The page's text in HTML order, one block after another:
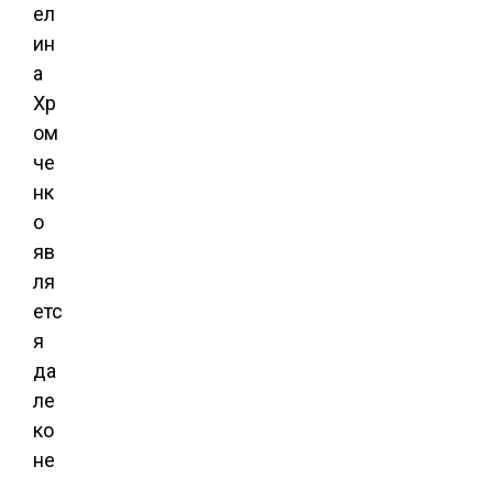
ел
ин
а
Хр
ом
че
нк
о
яв
ля
етс
я
да
ле
ко
не